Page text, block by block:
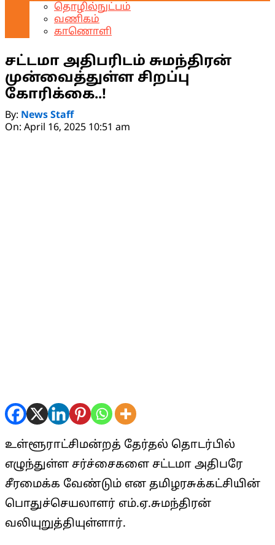
தொழில்நுட்பம்
வணிகம்
காணொளி
சட்டமா அதிபரிடம் சுமந்திரன்
முன்வைத்துள்ள சிறப்பு
கோரிக்கை..!
By: News Staff
On: April 16, 2025 10:51 am
உள்ளூராட்சிமன்றத் தேர்தல் தொடர்பில்
எழுந்துள்ள சர்ச்சைகளை சட்டமா அதிபரே
சீரமைக்க வேண்டும் என தமிழரசுக்கட்சியின்
பொதுச்செயலாளர் எம்.ஏ.சுமந்திரன்
வலியுறுத்தியுள்ளார்.